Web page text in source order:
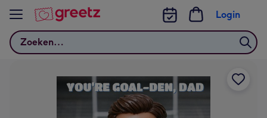
Bekijk meer
Zoeken
Login